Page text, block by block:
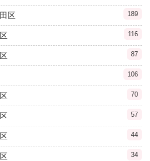
区 189
116
87
106
70
57
44
34